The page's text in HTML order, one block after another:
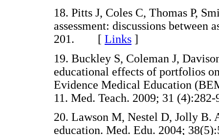
18. Pitts J, Coles C, Thomas P,
assessment: discussions between
201. [ Links ]
19. Buckley S, Coleman J,
educational effects of portfolios
Evidence Medical Education
11. Med. Teach. 2009; 31
20. Lawson M, Nestel D, Jolly B.
education. Med. Edu. 2004;